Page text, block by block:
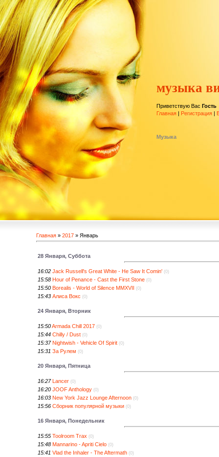
музыка
Приветствую Вас Гость
Главная | Регистрация |
Музыка
Главная » 2017 » Январь
28 Января, Суббота
16:02 Jack Russell's Great White - He Saw It Comin' (0)
15:58 Hour of Penance - Cast the First Stone (0)
15:50 Borealis - World of Silence MMXVII (0)
15:43 Алиса Вокс (0)
24 Января, Вторник
15:50Armada Chill 2017 (0)
15:44 Chilly / Dust (0)
15:37 Nightwish - Vehicle Of Spirit (0)
15:31 За Рулем (0)
20 Января, Пятница
16:27 Lancer (0)
16:20 JOOF Anthology (0)
16:03 New York Jazz Lounge Afternoon (0)
15:56 Сборник популярной музыки (0)
16 Января, Понедельник
15:55 Toolroom Trax (0)
15:48 Mannarino - Apriti Cielo (0)
15:41 Vlad the Inhaler - The Aftermath (0)